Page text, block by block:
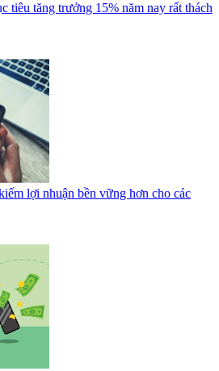
tiêu tăng trưởng 15% năm nay rất thách
lợi nhuận bền vững hơn cho các